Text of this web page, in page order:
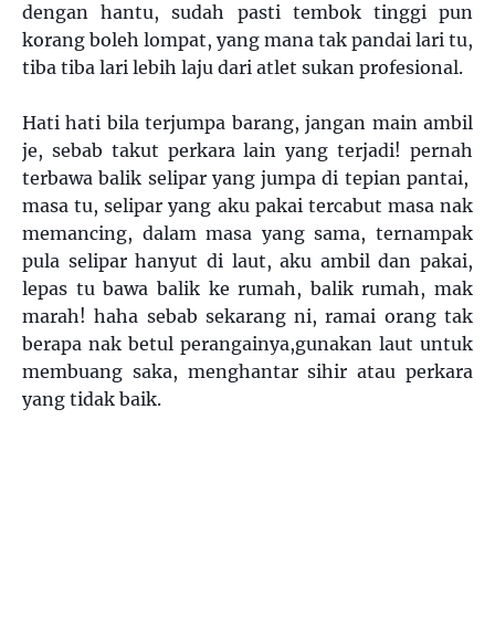
dengan hantu, sudah pasti tembok tinggi pun
korang boleh lompat, yang mana tak pandai lari tu,
tiba tiba lari lebih laju dari atlet sukan profesional.
Hati hati bila terjumpa barang, jangan main ambil
je, sebab takut perkara lain yang terjadi! pernah
terbawa balik selipar yang jumpa di tepian pantai,
masa tu, selipar yang aku pakai tercabut masa nak
memancing, dalam masa yang sama, ternampak
pula selipar hanyut di laut, aku ambil dan pakai,
lepas tu bawa balik ke rumah, balik rumah, mak
marah! haha sebab sekarang ni, ramai orang tak
berapa nak betul perangainya,gunakan laut untuk
membuang saka, menghantar sihir atau perkara
yang tidak baik.